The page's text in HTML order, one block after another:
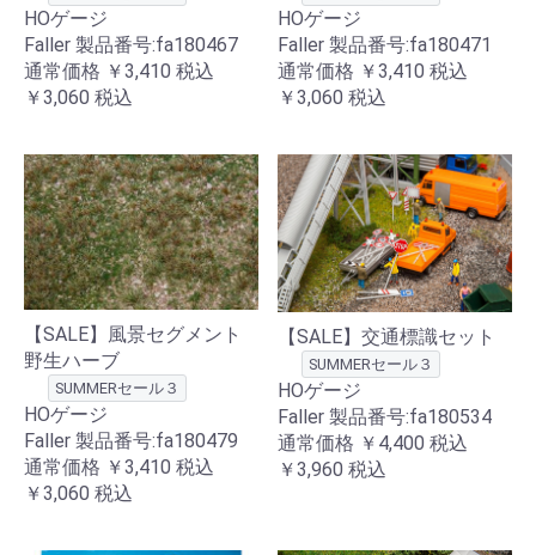
HOゲージ
Faller 製品番号:fa180467
通常価格 ￥3,410 税込
￥3,060 税込
HOゲージ
Faller 製品番号:fa180471
通常価格 ￥3,410 税込
￥3,060 税込
【SALE】風景セグメント
野生ハーブ
SUMMERセール３
HOゲージ
Faller 製品番号:fa180479
通常価格 ￥3,410 税込
￥3,060 税込
【SALE】交通標識セット
SUMMERセール３
HOゲージ
Faller 製品番号:fa180534
通常価格 ￥4,400 税込
￥3,960 税込